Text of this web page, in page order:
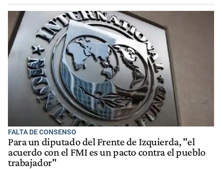
FALTA DE CONSENSO
Para un diputado del Frente de Izquierda, "el
acuerdo con el FMI es un pacto contra el pueblo
trabajador"